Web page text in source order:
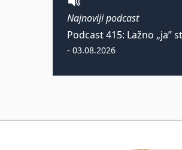
Najnoviji podcast
Podcast 415: Lažno
- 03.08.2026